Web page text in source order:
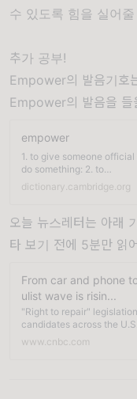
수 있도록 힘을 실어
추가 공부!
Empower의 발음기호
Empower의 발음을 들
empower
1. to give someone
do something: 2. to…
dictionary.cambridge.org
오늘 뉴스레터는 아래
타 보기 전에 5분만 읽
From car and phone
ulist wave is risin...
"Right to repair"
candidates across the
www.cnbc.com